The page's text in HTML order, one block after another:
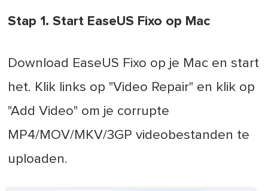
Stap 1. Start EaseUS Fixo op Mac
Download EaseUS Fixo op je Mac en start
het. Klik links op "Video Repair" en klik op
"Add Video" om je corrupte
MP4/MOV/MKV/3GP videobestanden te
uploaden.